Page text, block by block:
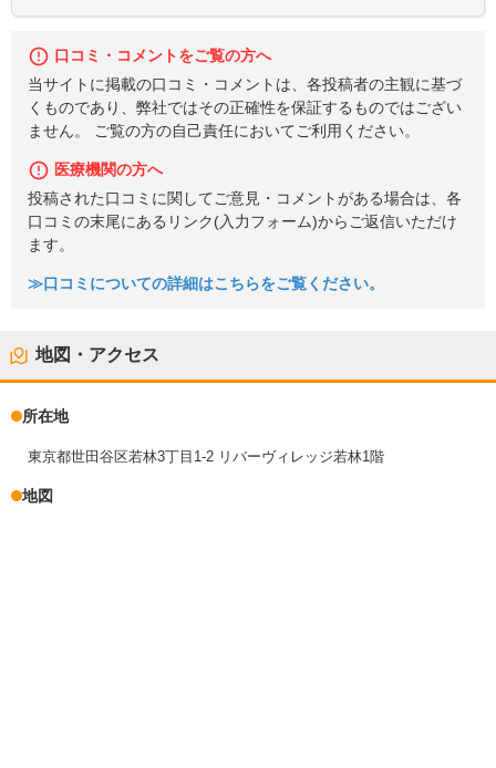
口コミ・コメントをご覧の方へ
当サイトに掲載の口コミ・コメントは、各投稿者の主観に基づ
くものであり、弊社ではその正確性を保証するものではござい
ません。 ご覧の方の自己責任においてご利用ください。
医療機関の方へ
投稿された口コミに関してご意見・コメントがある場合は、各
口コミの末尾にあるリンク(入力フォーム)からご返信いただけ
ます。
≫口コミについての詳細はこちらをご覧ください。
地図・アクセス
所在地
東京都世田谷区若林3丁目1-2 リバーヴィレッジ若林1階
地図